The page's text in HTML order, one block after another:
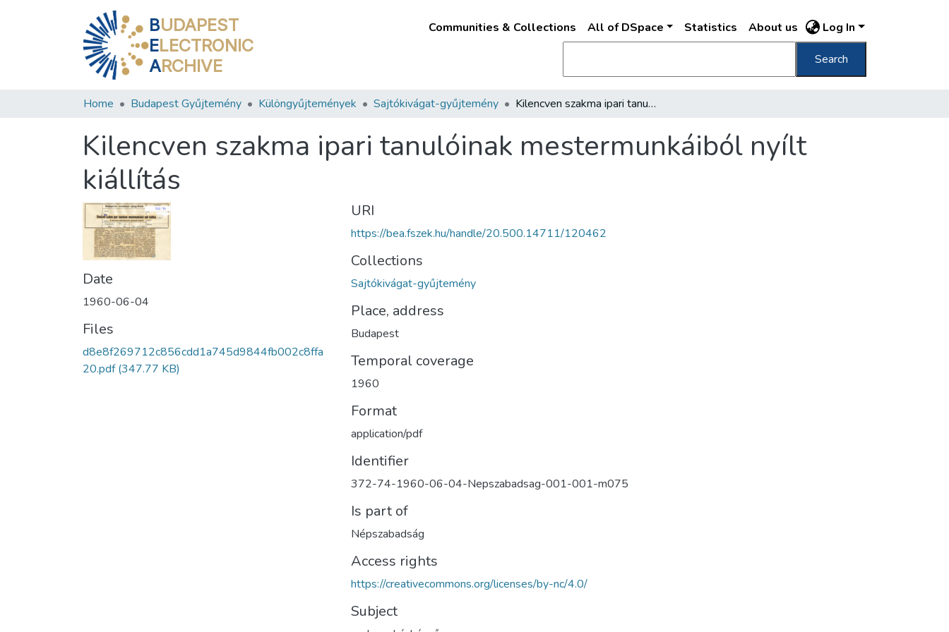
BUDAPEST
ELECTRONIC
ARCHIVE
Communities & Collections All of DSpace Statistics About us Log In
Search
Home Budapest Gyűjtemény Különgyűjtemények Sajtókivágat-gyűjtemény Kilencven szakma ipari tanulóinak mestermunkáiból nyílt kiállítás
Kilencven szakma ipari tanulóinak mestermunkáiból nyílt
kiállítás
Date
1960-06-04
Files
d8e8f269712c856cdd1a745d9844fb002c8ffa
20.pdf(347.77 KB)
URI
https://bea.fszek.hu/handle/20.500.14711/120462
Collections
Sajtókivágat-gyűjtemény
Place, address
Budapest
Temporal coverage
1960
Format
application/pdf
Identifier
372-74-1960-06-04-Nepszabadsag-001-001-m075
Is part of
Népszabadság
Access rights
https://creativecommons.org/licenses/by-nc/4.0/
Subject